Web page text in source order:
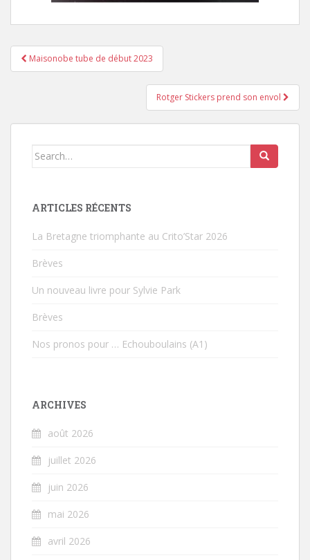
Pagination d'article
Maisonobe tube de début 2023
Rotger Stickers prend son envol
Search for:
ARTICLES RÉCENTS
La Bretagne triomphante au Crito’Star 2026
Brèves
Un nouveau livre pour Sylvie Park
Brèves
Nos pronos pour … Echouboulains (A1)
ARCHIVES
août 2026
juillet 2026
juin 2026
mai 2026
avril 2026